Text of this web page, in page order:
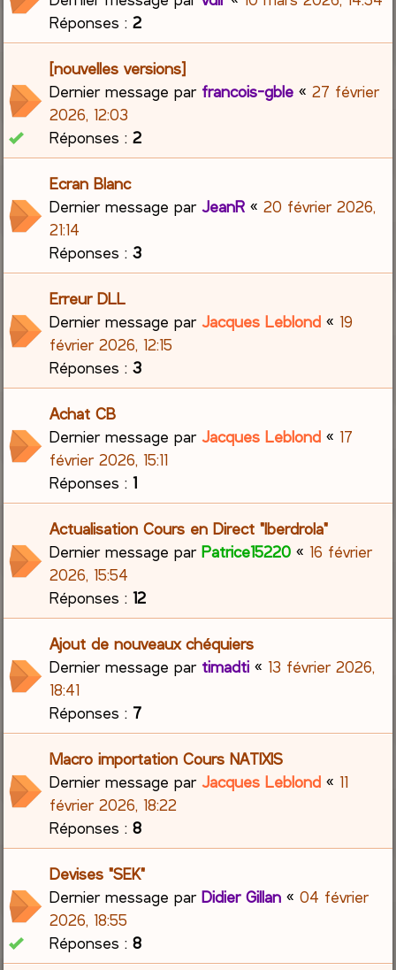
Réponses :2
[nouvelles versions]
Dernier message par francois-gble «27 février
2026, 12:03
Réponses :2
Ecran Blanc
Dernier message parJeanR «20 février 2026,
21:14
Réponses :3
Erreur DLL
Dernier message parJacques Leblond « 19
février 2026, 12:15
Réponses :3
Achat CB
Dernier message parJacques Leblond « 17
février 2026, 15:11
Réponses :1
Actualisation Cours en Direct "Iberdrola"
Dernier message parPatrice15220 « 16 février
2026, 15:54
Réponses :12
Ajout de nouveaux chéquiers
Dernier message par timadti « 13 février 2026,
18:41
Réponses : 7
Macro importation Cours NATIXIS
Dernier message parJacques Leblond « 11
février 2026, 18:22
Réponses :8
Devises "SEK"
Dernier message parDidier Gillan «04 février
2026, 18:55
Réponses :8